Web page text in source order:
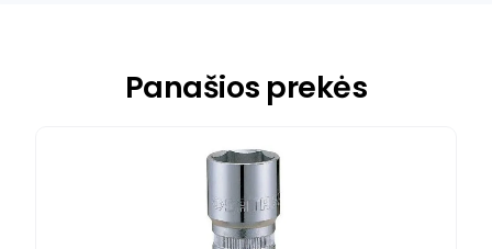
Panašios prekės